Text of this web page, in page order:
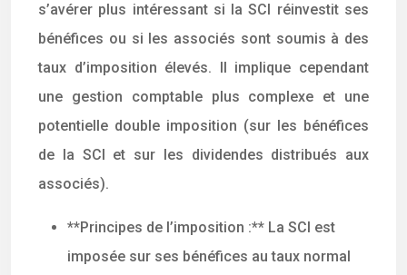
s’avérer plus intéressant si la SCI réinvestit ses
bénéfices ou si les associés sont soumis à des
taux d’imposition élevés. Il implique cependant
une gestion comptable plus complexe et une
potentielle double imposition (sur les bénéfices
de la SCI et sur les dividendes distribués aux
associés).
**Principes de l’imposition :** La SCI est
imposée sur ses bénéfices au taux normal